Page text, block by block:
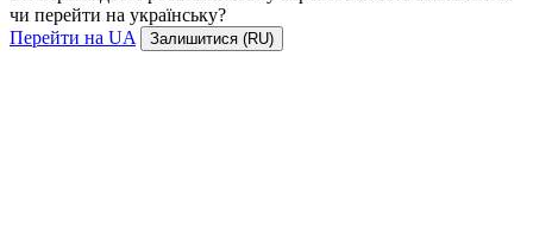
чи перейти на українську?
Перейти на UA
Залишитися (RU)